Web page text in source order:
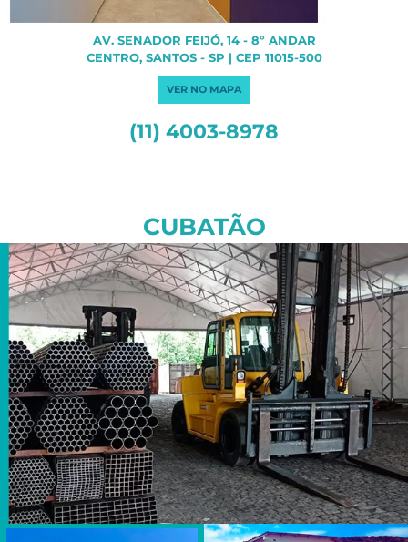
AV. SENADOR FEIJÓ, 14 - 8º ANDAR
CENTRO, SANTOS - SP | CEP 11015-500
VER NO MAPA
(11) 4003-8978
CUBATÃO